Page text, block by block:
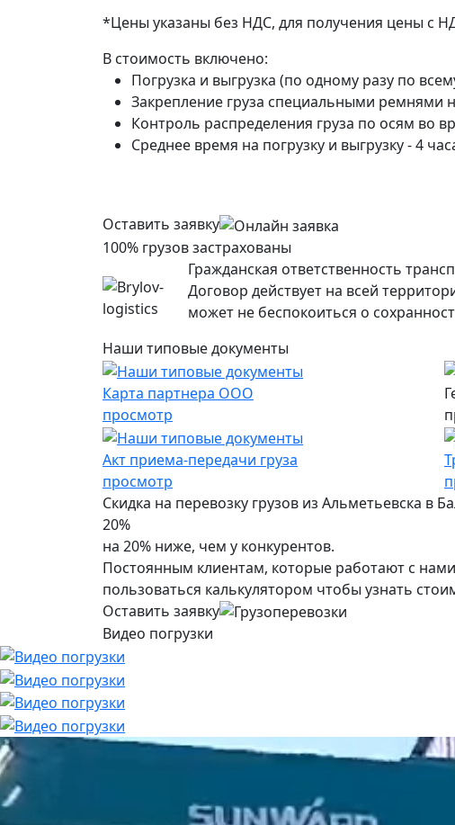
*Цены указаны без НДС, для получения цены с
В стоимость включено:
Погрузка и выгрузка (по одному разу по
Закрепление груза специальными ремнями
Контроль распределения груза по осям во
Среднее время на погрузку и выгрузку - 4
Оставить заявку
100% грузов застрахованы
Гражданская ответственность
Договор действует на всей
может не беспокоиться о
Наши типовые документы
Карта партнера ООО
просмотр
Акт приема-передачи груза
просмотр
Скидка на перевозку грузов из Альметьевска в
20%
на 20% ниже, чем у конкурентов.
Постоянным клиентам, которые работают с
пользоваться калькулятором чтобы узнать
Оставить заявку
Видео погрузки